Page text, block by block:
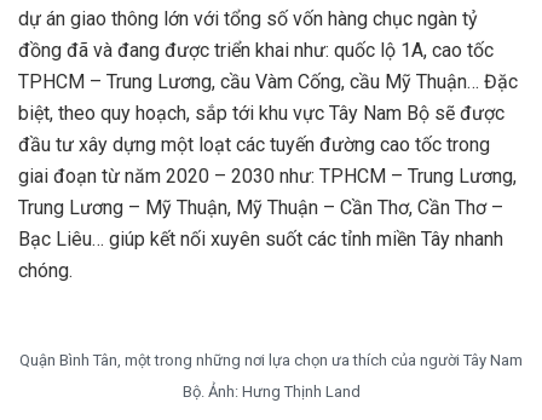
dự án giao thông lớn với tổng số vốn hàng chục ngàn tỷ
đồng đã và đang được triển khai như: quốc lộ 1A, cao tốc
TPHCM – Trung Lương, cầu Vàm Cống, cầu Mỹ Thuận… Đặc
biệt, theo quy hoạch, sắp tới khu vực Tây Nam Bộ sẽ được
đầu tư xây dựng một loạt các tuyến đường cao tốc trong
giai đoạn từ năm 2020 – 2030 như: TPHCM – Trung Lương,
Trung Lương – Mỹ Thuận, Mỹ Thuận – Cần Thơ, Cần Thơ –
Bạc Liêu… giúp kết nối xuyên suốt các tỉnh miền Tây nhanh
chóng.
Quận Bình Tân, một trong những nơi lựa chọn ưa thích của người Tây Nam
Bộ. Ảnh: Hưng Thịnh Land